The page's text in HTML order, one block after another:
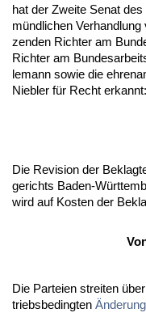
hat der Zwei­te Se­nat
münd­li­chen
zen­den Rich­ter am
Rich­ter am
le­mann so­wie die
Nie­b­ler für Recht er­kannt:
Die Re­vi­si­on der
ge­richts Ba­den-
wird auf Kos­ten der
Die Par­tei­en strei­ten
triebs­be­ding­ten